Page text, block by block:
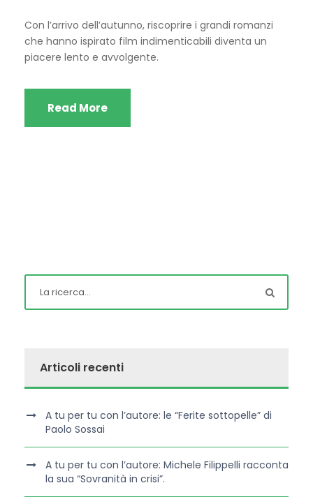
Con l’arrivo dell’autunno, riscoprire i grandi romanzi
che hanno ispirato film indimenticabili diventa un
piacere lento e avvolgente.
Read More
Articoli recenti
A tu per tu con l’autore: le “Ferite sottopelle” di
Paolo Sossai
A tu per tu con l’autore: Michele Filippelli racconta
la sua “Sovranità in crisi”.